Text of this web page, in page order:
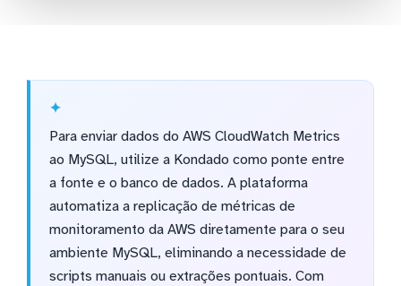
Para enviar dados do AWS CloudWatch Metrics
ao MySQL, utilize a Kondado como ponte entre
a fonte e o banco de dados. A plataforma
automatiza a replicação de métricas de
monitoramento da AWS diretamente para o seu
ambiente MySQL, eliminando a necessidade de
scripts manuais ou extrações pontuais. Com